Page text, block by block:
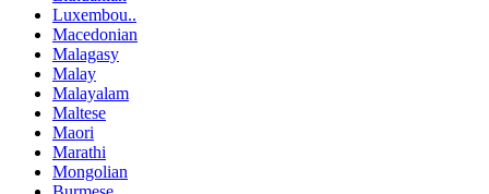
Luxembou..
Macedonian
Malagasy
Malay
Malayalam
Maltese
Maori
Marathi
Mongolian